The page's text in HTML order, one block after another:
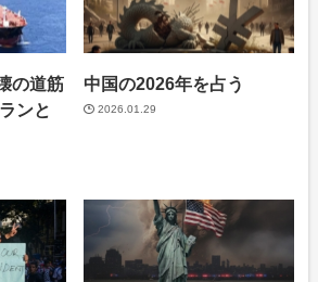
の道筋
ンと
中国の2026年を占う
2026.01.29